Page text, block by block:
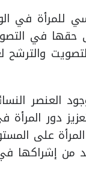
للمرأة في
حقها في
على حقي
العنصر
دور
على
إشراكها في